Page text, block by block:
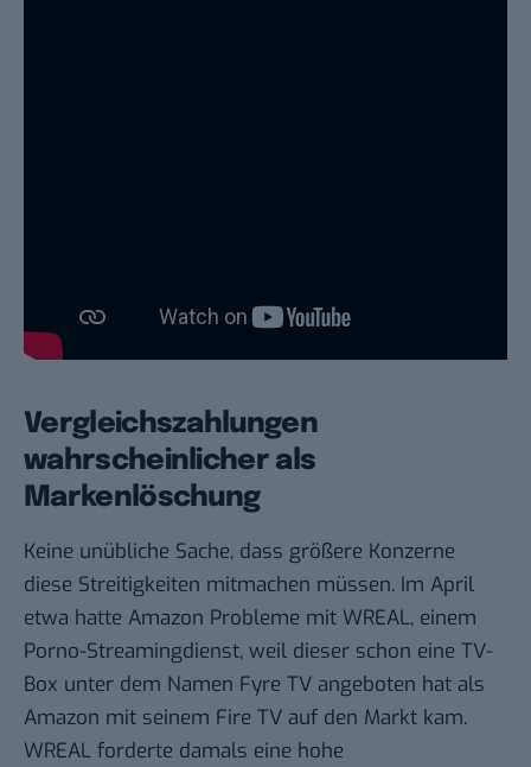
Vergleichszahlungen
wahrscheinlicher als
Markenlöschung
Keine unübliche Sache, dass größere Konzerne
diese Streitigkeiten mitmachen müssen. Im April
etwa hatte Amazon Probleme mit WREAL, einem
Porno-Streamingdienst, weil dieser schon eine TV-
Box unter dem Namen Fyre TV angeboten hat als
Amazon mit seinem Fire TV auf den Markt kam.
WREAL forderte damals eine hohe